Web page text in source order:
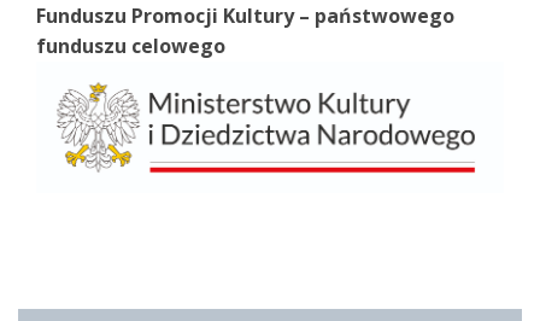
Funduszu Promocji Kultury – państwowego
funduszu celowego